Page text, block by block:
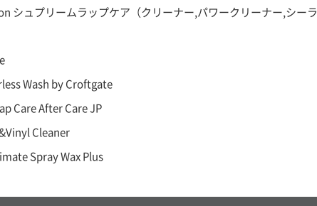
シュプリームラップケア（クリーナー,パワークリーナー,シーラ
Wash by Croftgate
Care After Care JP
Cleaner
Spray Wax Plus